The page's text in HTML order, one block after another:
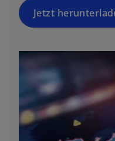
Jetzt